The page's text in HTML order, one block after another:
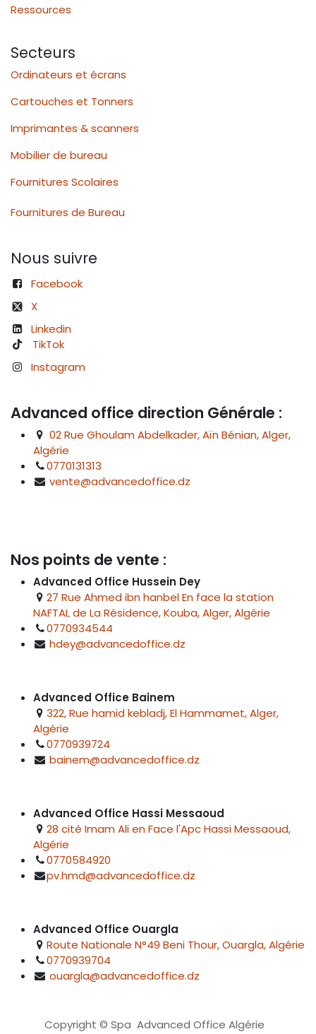
Ressources
Secteurs
Ordinateurs et écrans
Cartouches et Tonners
Imprimantes & scanners
Mobilier de bureau
Fournitures Scolaires
Fournitures de Bureau
Nous suivre
Facebook
X
Linkedin
TikTok
Instagram
Advanced office direction Générale :
02 Rue Ghoulam Abdelkader, Aïn Bénian, Alger,
Algérie
0770131313
vente@advancedoffice.dz
Nos points de vente :
Advanced Office Hussein Dey
27 Rue Ahmed ibn hanbel En face la station
NAFTAL de La Résidence, Kouba, Alger, Algérie
0770934544
hdey@advancedoffice.dz
Advanced Office Bainem
322, Rue hamid kebladj, El Hammamet, Alger,
Algérie
0770939724
bainem@advancedoffice.dz
Advanced Office Hassi Messaoud
28 cité Imam Ali en Face l'Apc Hassi Messaoud,
Algérie
0770584920
pv.hmd@advancedoffice.dz
Advanced Office Ouargla
Route Nationale N°49 Beni Thour, Ouargla, Algérie
0770939704
ouargla@advancedoffice.dz
Copyright © Spa Advanced Office Algérie